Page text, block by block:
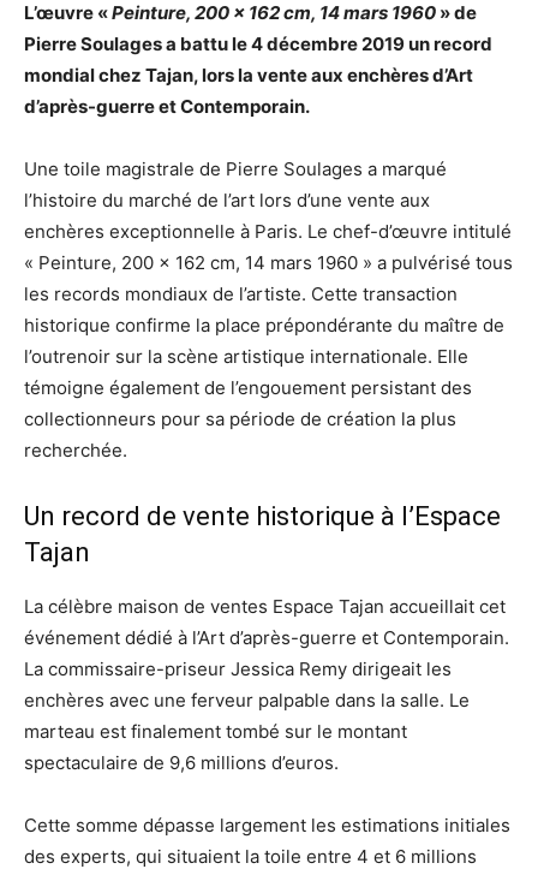
L’œuvre «Peinture, 200 x 162 cm, 14 mars 1960 » de
Pierre Soulages a battu le 4 décembre 2019 un record
mondial chez Tajan, lors la vente aux enchères d’Art
d’après-guerre et Contemporain.
Une toile magistrale de Pierre Soulages a marqué
l’histoire du marché de l’art lors d’une vente aux
enchères exceptionnelle à Paris. Le chef-d’œuvre intitulé
« Peinture, 200 x 162 cm, 14 mars 1960 » a pulvérisé tous
les records mondiaux de l’artiste. Cette transaction
historique confirme la place prépondérante du maître de
l’outrenoir sur la scène artistique internationale. Elle
témoigne également de l’engouement persistant des
collectionneurs pour sa période de création la plus
recherchée.
Un record de vente historique à l’Espace
Tajan
La célèbre maison de ventes Espace Tajan accueillait cet
événement dédié à l’Art d’après-guerre et Contemporain.
La commissaire-priseur Jessica Remy dirigeait les
enchères avec une ferveur palpable dans la salle. Le
marteau est finalement tombé sur le montant
spectaculaire de 9,6 millions d’euros.
Cette somme dépasse largement les estimations initiales
des experts, qui situaient la toile entre 4 et 6 millions